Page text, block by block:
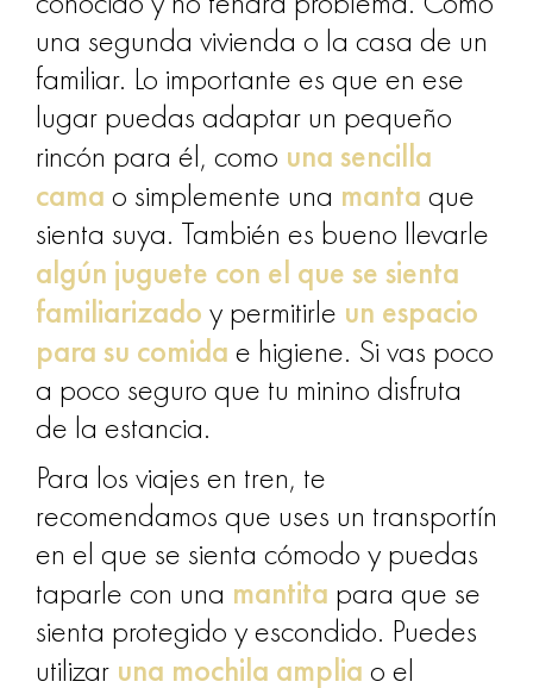
una segunda vivienda o la casa de un
familiar. Lo importante es que en ese
lugar puedas adaptar un pequeño
rincón para él, como una sencilla
cama o simplemente una manta que
sienta suya. También es bueno llevarle
algún juguete con el que se sienta
familiarizado y permitirle un espacio
para su comida e higiene. Si vas poco
a poco seguro que tu minino disfruta
de la estancia.
Para los viajes en tren, te
recomendamos que uses un transportín
en el que se sienta cómodo y puedas
taparle con una mantita para que se
sienta protegido y escondido. Puedes
utilizar una mochila amplia o el